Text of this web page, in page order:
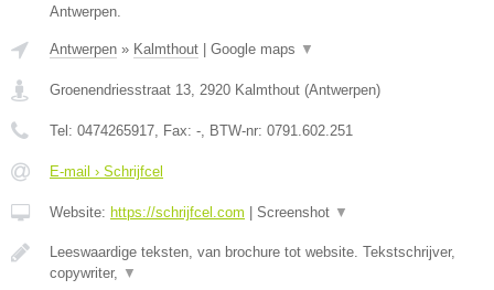
Antwerpen.
Antwerpen » Kalmthout Google maps ▼
Groenendriesstraat 13, 2920 Kalmthout (Antwerpen)
Tel: 0474265917, Fax: -, BTW-nr: 0791.602.251
E-mail › Schrijfcel
Website: https://schrijfcel.com Screenshot ▼
Leeswaardige teksten, van brochure tot website. Tekstschrijver,
copywriter, ▼